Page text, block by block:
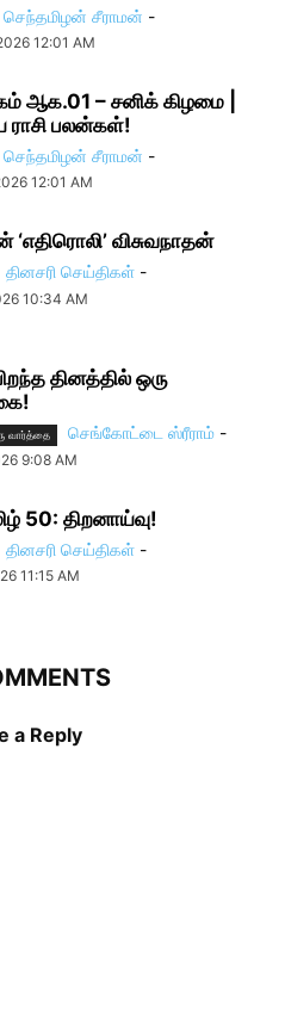
செந்தமிழன் சீராமன் -
12:01 AM
ஆக.01 – சனிக் கிழமை |
பலன்கள்!
செந்தமிழன் சீராமன் -
12:01 AM
‘எதிரொலி’ விசுவநாதன்
தினசரி செய்திகள் -
10:34 AM
தினத்தில் ஒரு
வார்த்தை செங்கோட்டை ஸ்ரீராம் -
9:08 AM
50: திறனாய்வு!
தினசரி செய்திகள் -
11:15 AM
a Reply